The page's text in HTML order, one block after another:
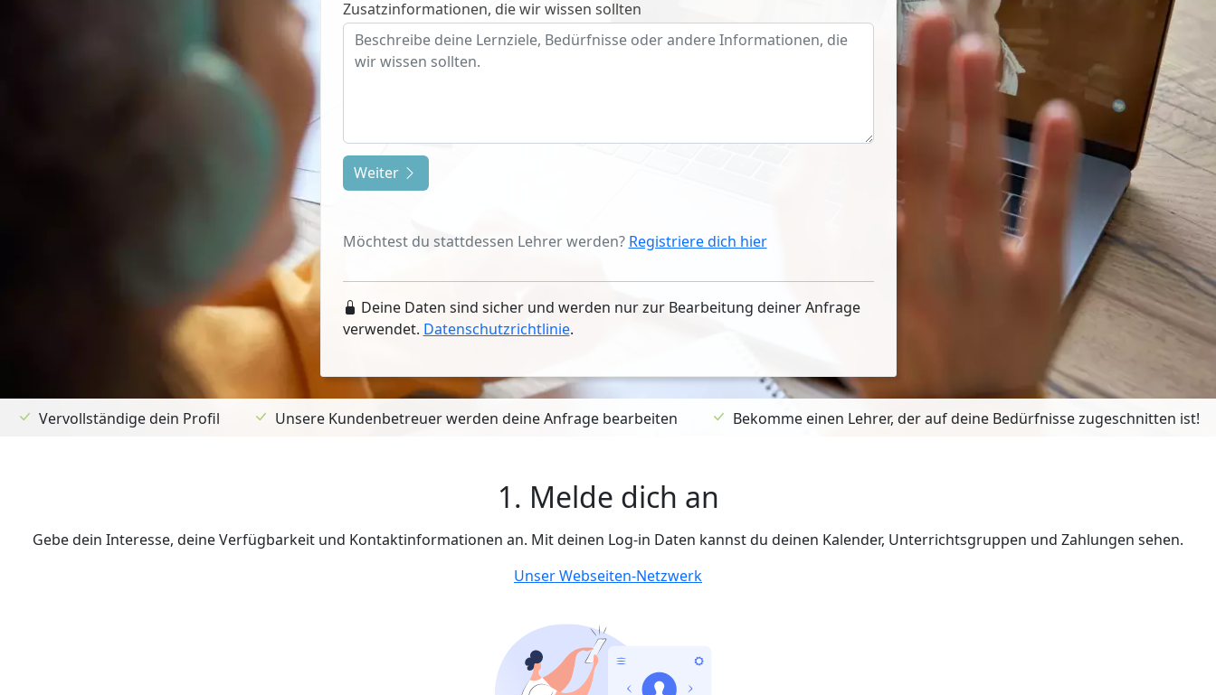
Zusatzinformationen, die wir wissen sollten
Weiter
Möchtest du stattdessen Lehrer werden? Registriere dich hier
Deine Daten sind sicher und werden nur zur Bearbeitung deiner Anfrage
verwendet. Datenschutzrichtlinie.
Vervollständige dein Profil Unsere Kundenbetreuer werden deine Anfrage bearbeiten Bekomme einen Lehrer, der auf deine Bedürfnisse zugeschnitten ist!
1. Melde dich an
Gebe dein Interesse, deine Verfügbarkeit und Kontaktinformationen an. Mit deinen Log-in Daten kannst du deinen Kalender, Unterrichtsgruppen und Zahlungen sehen.
Unser Webseiten-Netzwerk